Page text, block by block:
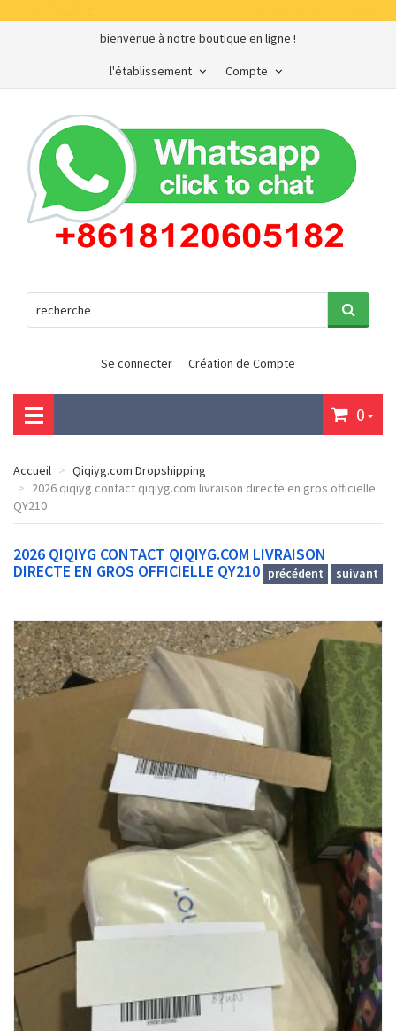
bienvenue à notre boutique en ligne !
Compte
l'établissement
Se connecter Création de Compte
0
Accueil
Qiqiyg.com Dropshipping
2026 qiqiyg contact qiqiyg.com livraison directe en gros officielle
QY210
2026 QIQIYG CONTACT QIQIYG.COM LIVRAISON
DIRECTE EN GROS OFFICIELLE QY210 précédent suivant